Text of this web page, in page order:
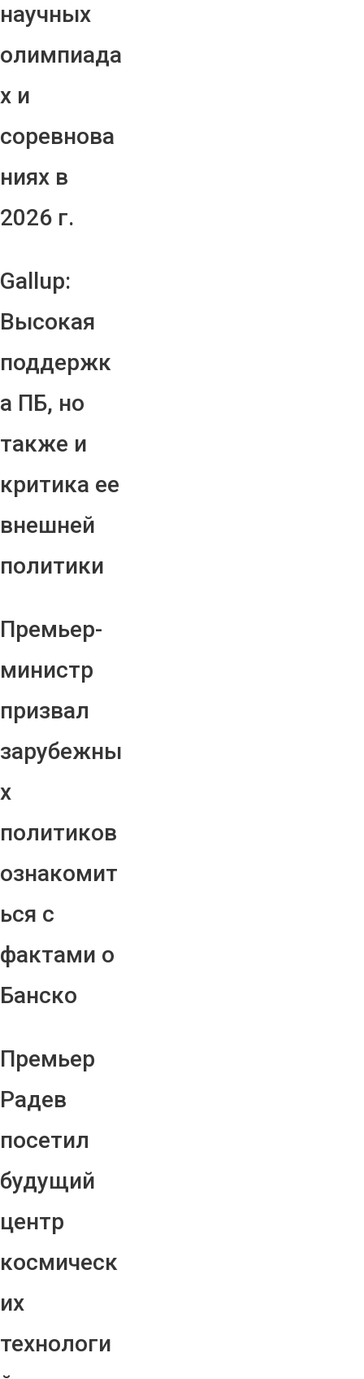
научных
олимпиада
х и
соревнова
ниях в
2026 г.
Gallup:
Высокая
поддержк
а ПБ, но
также и
критика ее
внешней
политики
Премьер-
министр
призвал
зарубежны
х
политиков
ознакомит
ься с
фактами о
Банско
Премьер
Радев
посетил
будущий
центр
космическ
их
технологи